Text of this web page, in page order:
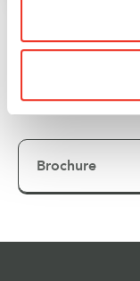
Brochure